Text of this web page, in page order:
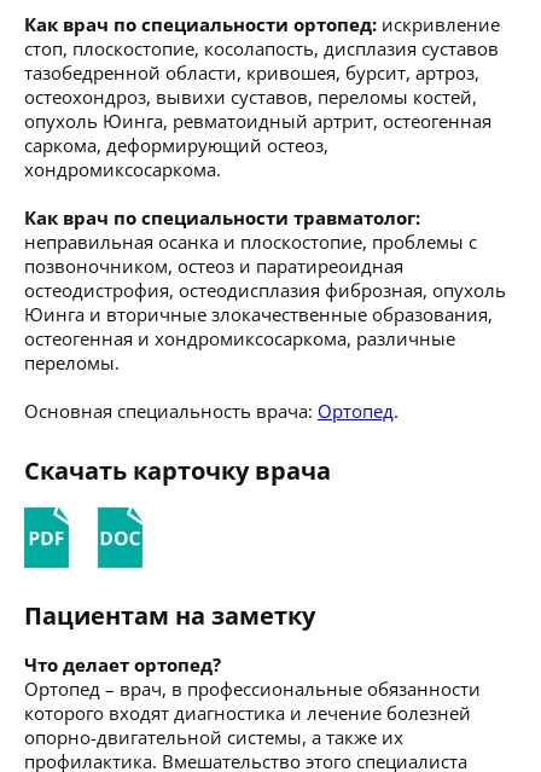
Как врач по специальности ортопед: искривление
стоп, плоскостопие, косолапость, дисплазия суставов
тазобедренной области, кривошея, бурсит, артроз,
остеохондроз, вывихи суставов, переломы костей,
опухоль Юинга, ревматоидный артрит, остеогенная
саркома, деформирующий остеоз,
хондромиксосаркома.
Как врач по специальности травматолог:
неправильная осанка и плоскостопие, проблемы с
позвоночником, остеоз и паратиреоидная
остеодистрофия, остеодисплазия фиброзная, опухоль
Юинга и вторичные злокачественные образования,
остеогенная и хондромиксосаркома, различные
переломы.
Основная специальность врача: Ортопед.
Скачать карточку врача
Пациентам на заметку
Что делает ортопед?
Ортопед – врач, в профессиональные обязанности
которого входят диагностика и лечение болезней
опорно-двигательной системы, а также их
профилактика. Вмешательство этого специалиста